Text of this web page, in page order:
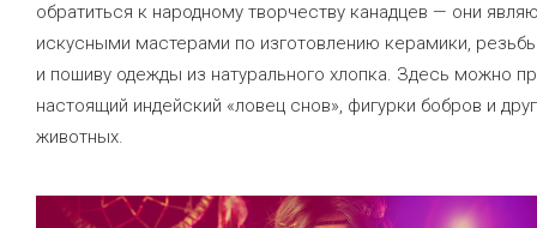
обратиться к народному творчеству канадцев — они
искусными мастерами по изготовлению керамики,
и пошиву одежды из натурального хлопка. Здесь можно
настоящий индейский «ловец снов», фигурки бобров и
животных.